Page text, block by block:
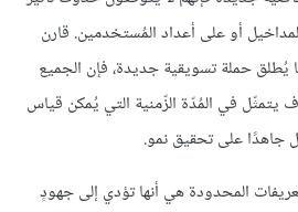
أو على أعداد المُستخدمين. قارن
حملة تسويقية جديدة، فإن الجميع
يتمثّل في المُدّة الزّمنية التي يُمكن قياس
جاهدًا على تحقيق نمو.
المحدودة هي أنها تؤدي إلى جهودٍ